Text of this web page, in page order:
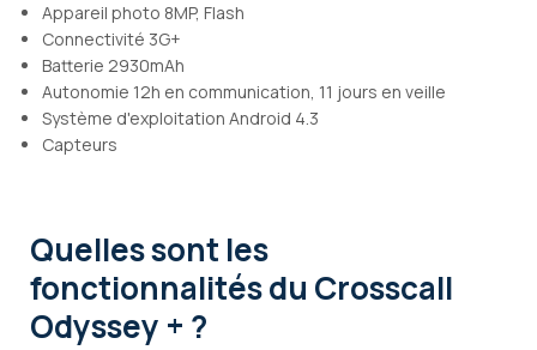
Appareil photo 8MP, Flash
Connectivité 3G+
Batterie 2930mAh
Autonomie 12h en communication, 11 jours en veille
Système d'exploitation Android 4.3
Capteurs
Quelles sont les
fonctionnalitésdu Crosscall
Odyssey + ?